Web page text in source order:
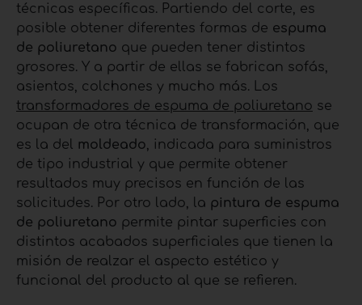
técnicas específicas. Partiendo del corte, es
posible obtener diferentes formas de espuma
de poliuretano que pueden tener distintos
grosores. Y a partir de ellas se fabrican sofás,
asientos, colchones y mucho más. Los
transformadores de espuma de poliuretano se
ocupan de otra técnica de transformación, que
es la del moldeado , indicada para suministros
de tipo industrial y que permite obtener
resultados muy precisos en función de las
solicitudes. Por otro lado, la pintura de espuma
de poliuretano permite pintar superficies con
distintos acabados superficiales que tienen la
misión de realzar el aspecto estético y
funcional del producto al que se refieren.